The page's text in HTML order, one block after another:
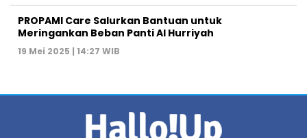
PROPAMI Care Salurkan Bantuan untuk
Meringankan Beban Panti Al Hurriyah
19 Mei 2025 | 14:27 WIB